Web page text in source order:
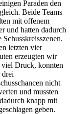
Paraden den
Beide Teams
mit offenem
und hatten dadurch
Schusskreisszenen.
letzten vier
erzeugten wir
viel Druck, konnten
drei
nicht
und mussten
knapp mit
geben.